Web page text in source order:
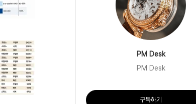
PM Desk
PM Desk
구독하기